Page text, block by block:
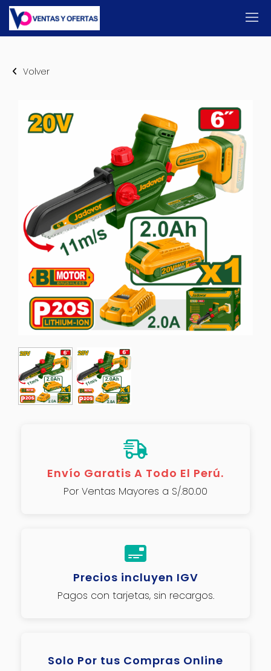
Volver
Envío Garatis A Todo El Perú.
Por Ventas Mayores a S/.80.00
Precios incluyen IGV
Pagos con tarjetas, sin recargos.
Solo Por tus Compras Online